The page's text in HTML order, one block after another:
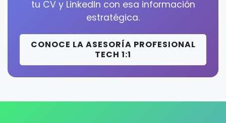
tu CV y LinkedIn con esa información
estratégica.
CONOCE LA ASESORÍA PROFESIONAL
TECH 1:1